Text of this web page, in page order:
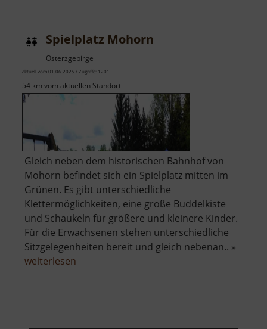
Spielplatz Mohorn
Osterzgebirge
aktuell vom 01.06.2025 / Zugriffe: 1201
54 km vom aktuellen Standort
Gleich neben dem historischen Bahnhof von
Mohorn befindet sich ein Spielplatz mitten im
Grünen. Es gibt unterschiedliche
Klettermöglichkeiten, eine große Buddelkiste
und Schaukeln für größere und kleinere Kinder.
Für die Erwachsenen stehen unterschiedliche
Sitzgelegenheiten bereit und gleich nebenan.. »
weiterlesen